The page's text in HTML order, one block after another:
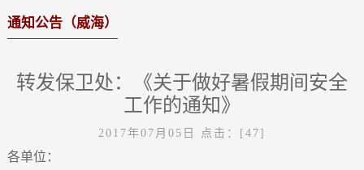
通知公告（威海）
转发保卫处：《关于做好暑假期间安全
工作的通知》
2017年07月05日 点击：[ 47]
各单位：